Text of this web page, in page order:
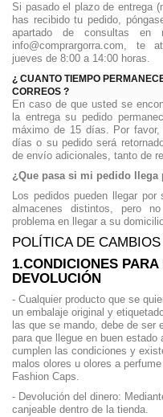
Si pasado el plazo de entrega
has recibido tu pedido,
apartado de consultas en
info@comprargorra.com, te
jueves de 8:00 a 14:00 horas.
¿ CUANTO TIEMPO
CORREOS ?
En caso de que usted se
la entrega su pedido
máximo de 15 días. Por
días o su pedido será
de envío adicionales, tanto de
¿Que pasa si mi pedido llega
Los pedidos pueden llegar
almacenes distintos, pero
problema en llegar a su
POLÍTICA DE
1.CONDICIONES
DEVOLUCIÓN
- Cualquier producto que se
un embalaje original y
las que se mando, debe de ser
para que llegue en buen
cumplen las condiciones y
malos olores u olores a
Fashion Caps.
- Devolución del dinero:
canjeable dentro de la tienda.